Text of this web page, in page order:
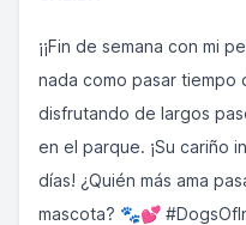
¡¡Fin de semana con mi
nada como pasar tiempo
disfrutando de largos
en el parque. ¡Su cariño
días! ¿Quién más ama
mascota? 🐾💕